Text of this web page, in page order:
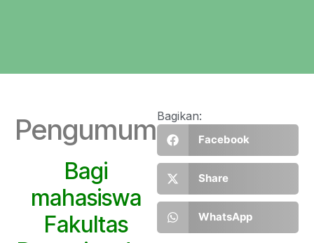
Pengumuman
Bagi
mahasiswa
Fakultas
Bagikan:
Facebook
Share
WhatsApp